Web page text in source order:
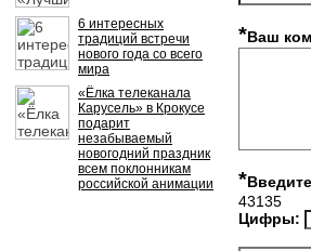
6 интересных
традиций встречи
нового года со всего
мира
«Ёлка телеканала
Карусель» в Крокусе
подарит
незабываемый
новогодний праздник
всем поклонникам
российской анимации
*Ваш
*
43135
Цифры: